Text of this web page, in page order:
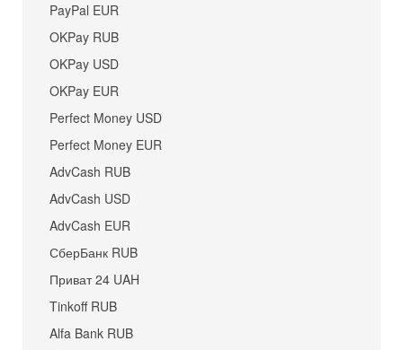
PayPal EUR
OKPay RUB
OKPay USD
OKPay EUR
Perfect Money USD
Perfect Money EUR
AdvCash RUB
AdvCash USD
AdvCash EUR
СберБанк RUB
Приват 24 UAH
Tinkoff RUB
Alfa Bank RUB